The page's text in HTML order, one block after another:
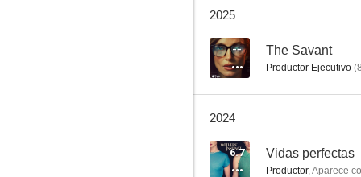
7.0
2025
-- The Savant
Productor Ejecutivo (
2024
6.7 Vidas perfectas
Productor,Aparece